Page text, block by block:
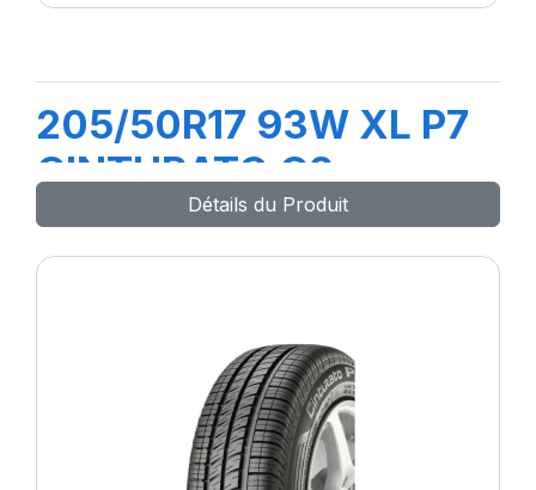
205/50R17 93W XL P7
CINTURATO C2
Détails du Produit